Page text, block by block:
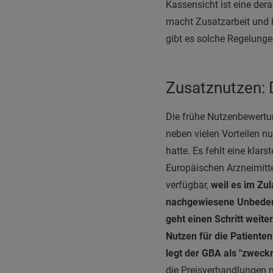
Kassensicht ist eine
macht Zusatzarbeit und
gibt es solche
Zusatznutzen:
Die frühe
neben vielen Vorteilen
hatte. Es fehlt eine
Europäischen
verfügbar, weil es im
nachgewiesene
geht einen Schritt
Nutzen für die
legt der GBA als
die Preisverhandlungen